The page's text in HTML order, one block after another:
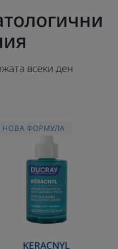
всеки ден
НОВА ФОРМУЛА
KERACNYL